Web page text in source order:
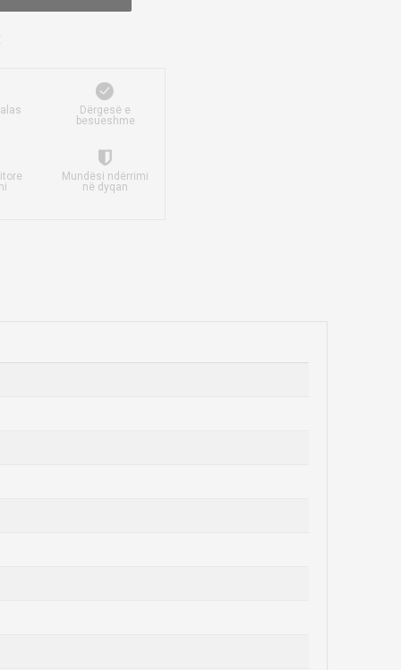
Dërgesë e
besueshme
Mundësi ndërrimi
në dyqan